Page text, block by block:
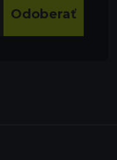
Odoberať